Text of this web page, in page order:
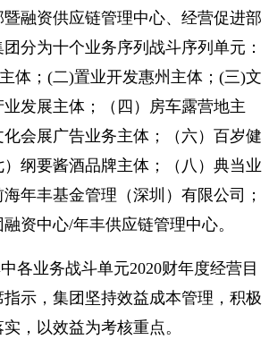
融资供应链管理中心、经营促进部
分为十个业务序列战斗序列单元：
体；(二)置业开发惠州主体；(三)文
发展主体；（四）房车露营地主
会展广告业务主体；（六）百岁健
纲要酱酒品牌主体；（八）典当业
年丰基金管理（深圳）有限公司；
融资中心/年丰供应链管理中心。
各业务战斗单元2020财年度经营目
示，集团坚持效益成本管理，积极
，以效益为考核重点。